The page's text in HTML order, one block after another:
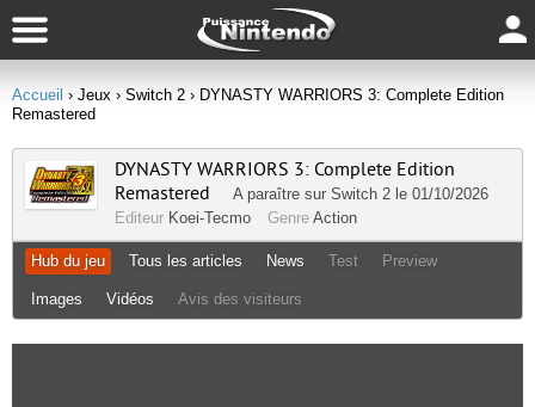
Accueil › Jeux › Switch 2 › DYNASTY WARRIORS 3: Complete Edition
Remastered
DYNASTY WARRIORS 3: Complete Edition
Remastered
A paraître sur Switch 2 le 01/10/2026
Editeur Koei-Tecmo Genre Action
Hub du jeu Tous les articles News Test Preview
Images Vidéos Avis des visiteurs